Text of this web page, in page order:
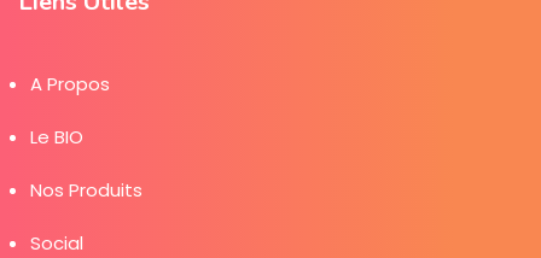
A Propos
Le BIO
Nos Produits
Social